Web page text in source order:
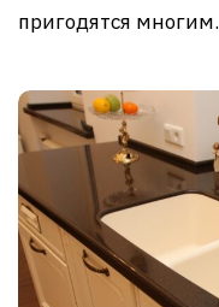
пригодятся многим.